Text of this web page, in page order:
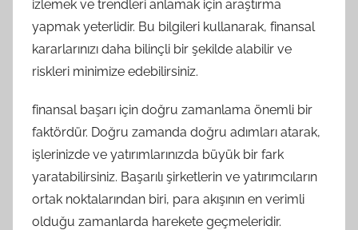
izlemek ve trendleri anlamak için araştırma
yapmak yeterlidir. Bu bilgileri kullanarak, finansal
kararlarınızı daha bilinçli bir şekilde alabilir ve
riskleri minimize edebilirsiniz.
finansal başarı için doğru zamanlama önemli bir
faktördür. Doğru zamanda doğru adımları atarak,
işlerinizde ve yatırımlarınızda büyük bir fark
yaratabilirsiniz. Başarılı şirketlerin ve yatırımcıların
ortak noktalarından biri, para akışının en verimli
olduğu zamanlarda harekete geçmeleridir.